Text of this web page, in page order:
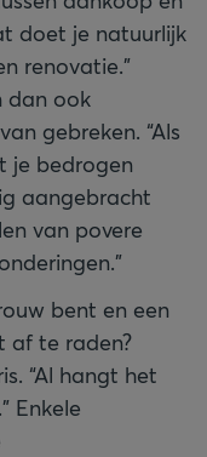
doet je natuurlijk
renovatie.”
dan ook
gebreken. “Als
je bedrogen
aangebracht
van povere
bent en een
af te raden?
“Al hangt het
Enkele